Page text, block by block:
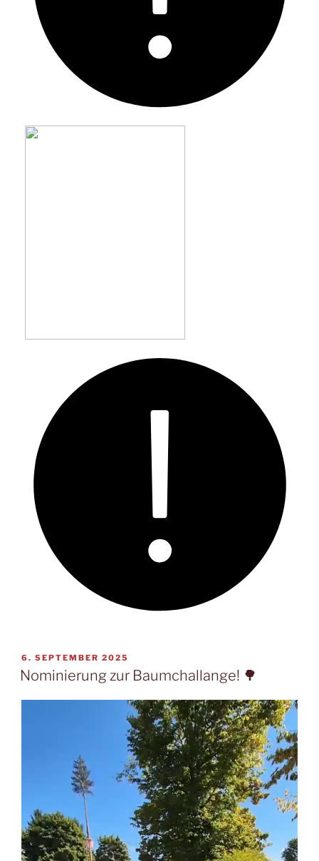
VERÖFFENTLICHT
AM
6. SEPTEMBER 2025
Nominierung zur Baumchallange! 🌳